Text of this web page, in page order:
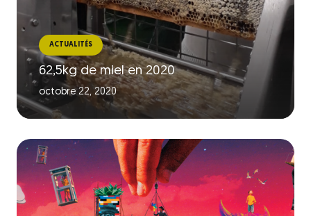
ACTUALITÉS
62,5kg de miel en 2020
octobre 22, 2020